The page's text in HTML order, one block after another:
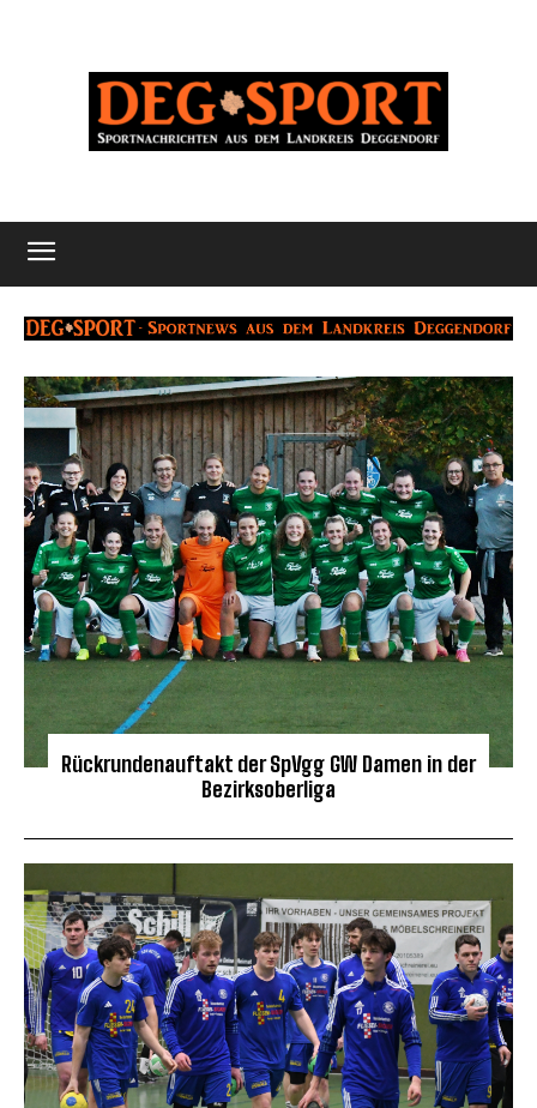
Rückrundenauftakt der SpVgg GW Damen in der
Bezirksoberliga